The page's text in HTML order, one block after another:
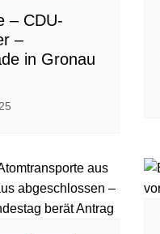
– CDU-
–
in Gronau